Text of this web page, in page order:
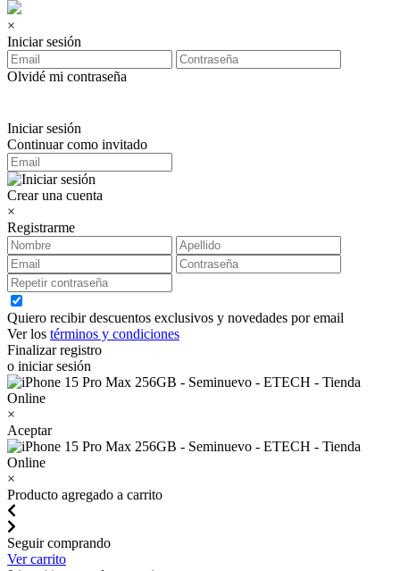
×
Iniciar sesión
Olvidé mi contraseña
Iniciar sesión
Continuar como invitado
Crear una cuenta
×
Registrarme
Quiero recibir descuentos exclusivos y novedades por email
Ver los términos y condiciones
Finalizar registro
o iniciar sesión
×
Aceptar
×
Producto agregado a carrito
Seguir comprando
Ver carrito